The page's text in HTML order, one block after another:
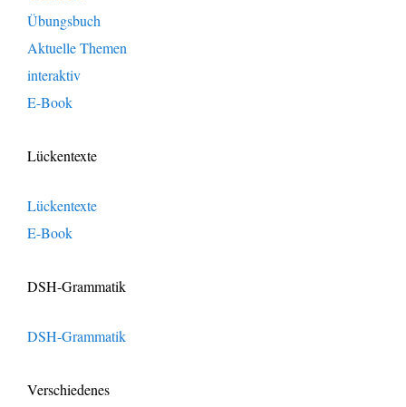
Übungsbuch
Aktuelle Themen
interaktiv
E-Book
Lückentexte
Lückentexte
E-Book
DSH-Grammatik
DSH-Grammatik
Verschiedenes